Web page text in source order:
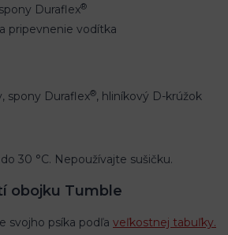
Duraflex®
pripevnenie vodítka
spony Duraflex®, hliníkový D-krúžok
30 °C. Nepoužívajte sušičku.
obojku Tumble
svojho psíka podľa veľkostnej tabuľky.